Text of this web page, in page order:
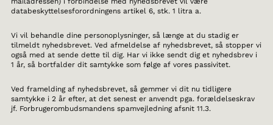
databeskyttelsesforordningens artikel 6, stk. 1 litra a.
Vi vil behandle dine personoplysninger, så længe at du stadig er
tilmeldt nyhedsbrevet. Ved afmeldelse af nyhedsbrevet, så stopper vi
også med at sende dette til dig. Har vi ikke sendt dig et nyhedsbrev i
1 år, så bortfalder dit samtykke som følge af vores passivitet.
Ved framelding af nyhedsbrevet, så gemmer vi dit nu tidligere
samtykke i 2 år efter, at det senest er anvendt pga. forældelseskrav
jf. Forbrugerombudsmandens spamvejledning afsnit 11.3.